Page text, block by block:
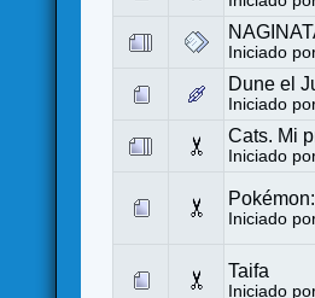
Iniciado
Dune el
Iniciado
Cats. Mi
Iniciado
Iniciado
Taifa
Iniciado